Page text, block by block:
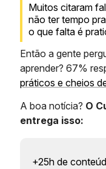
Muitos citaram
não ter tempo
o que falta é
Então a gente
aprender? 67%
práticos e cheios
A boa notícia? O
entrega isso:
+25h de